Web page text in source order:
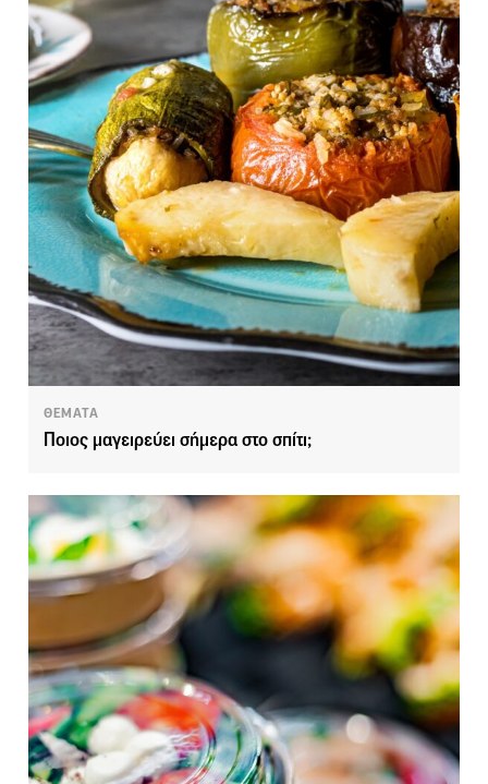
ΘΕΜΑΤΑ
Ποιος μαγειρεύει σήμερα στο σπίτι;